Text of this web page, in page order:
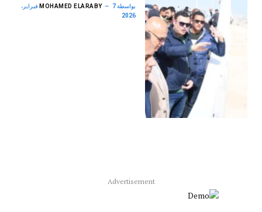
بواسطة MOHAMED ELARABY 7 فبراير،
2026
Advertisement